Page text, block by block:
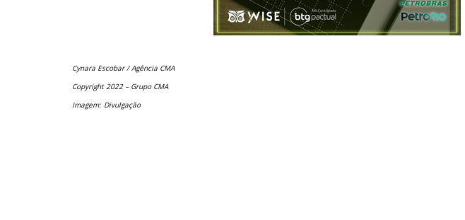
Cynara Escobar / Agência CMA
Copyright 2022 – Grupo CMA
Imagem: Divulgação